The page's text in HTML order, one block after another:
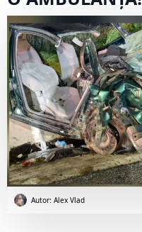
Autor: Alex Vlad